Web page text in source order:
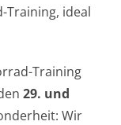
Training, ideal
Training
29. und
Wir